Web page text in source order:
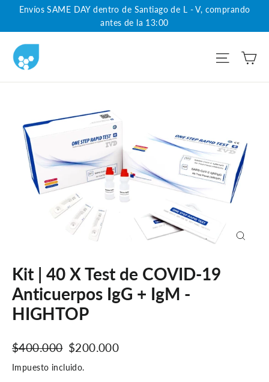
contenido
Envíos SAME DAY dentro de Santiago de L - V, comprando
antes de la 13:00
Kit | 40 X Test de COVID-19
Anticuerpos IgG + IgM -
HIGHTOP
Precio
habitual
$400.000 Precio
de
$200.000
Impuesto incluido.